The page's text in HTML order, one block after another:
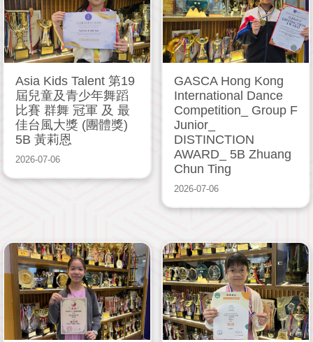
Asia Kids Talent 第19
屆兒童及青少年舞蹈
比賽 群舞 冠軍 及 最
佳台風大獎 (團體獎)
5B 黃莉恩
2026-07-06
GASCA Hong Kong
International Dance
Competition_ Group F
Junior_
DISTINCTION
AWARD_ 5B Zhuang
Chun Ting
2026-07-06